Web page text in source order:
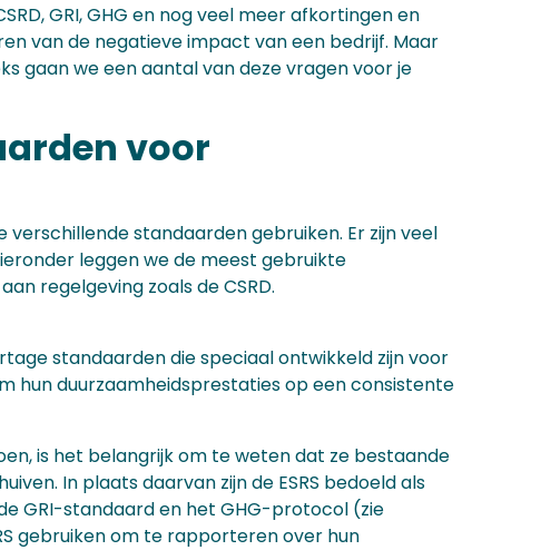
GRI, GHG en nog veel meer afkortingen en
van de negatieve impact van een bedrijf. Maar
gaan we een aantal van deze vragen voor je
voor
standaarden gebruiken. Er zijn veel
leggen we de meest gebruikte
regelgeving zoals de CSRD.
standaarden die speciaal ontwikkeld zijn voor
hun duurzaamheidsprestaties op een consistente
is het belangrijk om te weten dat ze bestaande
In plaats daarvan zijn de ESRS bedoeld als
GRI-standaard en het GHG-protocol (zie
gebruiken om te rapporteren over hun